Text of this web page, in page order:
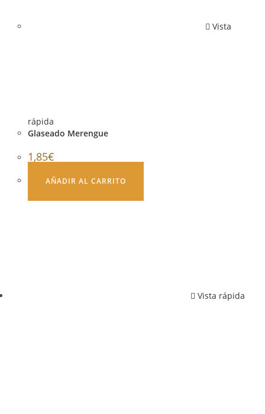
Vista
rápida
Glaseado Merengue
1,85€
AÑADIR AL CARRITO
Vista rápida